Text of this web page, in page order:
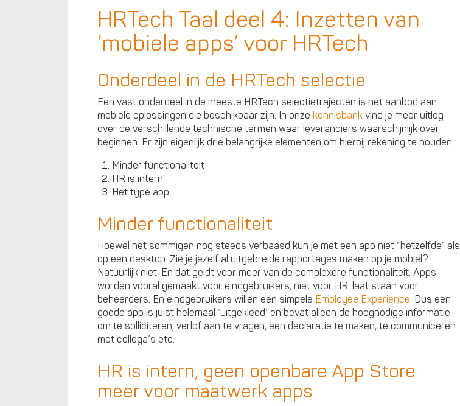
HRTech Taal deel 4: Inzetten van
‘mobiele apps’ voor HRTech
Onderdeel in de HRTech selectie
Een vast onderdeel in de meeste HRTech selectietrajecten is het aanbod aan
mobiele oplossingen die beschikbaar zijn. In onze kennisbank vind je meer uitleg
over de verschillende technische termen waar leveranciers waarschijnlijk over
beginnen. Er zijn eigenlijk drie belangrijke elementen om hierbij rekening te houden:
Minder functionaliteit
HR is intern
Het type app
Minder functionaliteit
Hoewel het sommigen nog steeds verbaasd kun je met een app niet “hetzelfde” als
op een desktop. Zie je jezelf al uitgebreide rapportages maken op je mobiel?
Natuurlijk niet. En dat geldt voor meer van de complexere functionaliteit. Apps
worden vooral gemaakt voor eindgebruikers, niet voor HR, laat staan voor
beheerders. En eindgebruikers willen een simpele Employee Experience. Dus een
goede app is juist helemaal ‘uitgekleed’ en bevat alleen de hoognodige informatie
om te solliciteren, verlof aan te vragen, een declaratie te maken, te communiceren
met collega’s etc.
HR is intern, geen openbare App Store
meer voor maatwerk apps